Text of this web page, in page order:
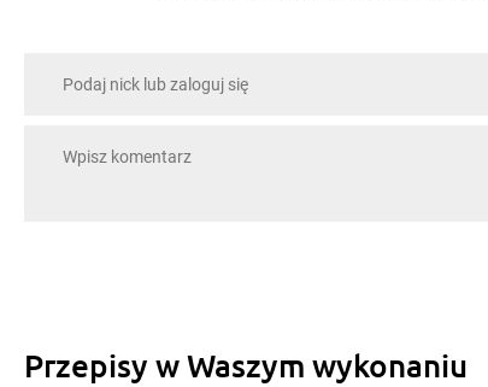
Przepisy w Waszym wykonaniu